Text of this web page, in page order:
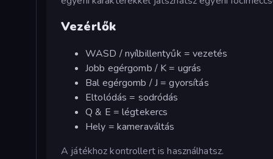
Vezérlők
WASD / nyílbillentyűk = vezetés
Jobb egérgomb / K = ugrás
Bal egérgomb / J = gyorsítás
Eltolódás = sodródás
Q & E = légtekercs
Hely = kameraváltás
A játékhoz kontrollert is használhatsz.